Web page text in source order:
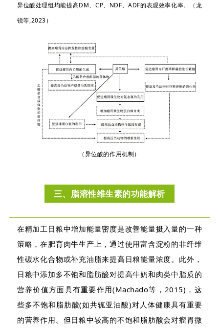
异位酸处理组均能提高DM、CP、NDF、ADF的表观效率化率。（龙
锐等,2023）
（异位酸的作用机制）
三、脂溶性维生素的功能解析
在精加工日粮中增加能量密度是改善能量摄入量的一种
策略，在肥育肉牛生产上，通过使用富含淀粉的非纤维
性碳水化合物或补充油脂来提高日粮能量浓度。此外，
日粮中添加多不饱和脂肪酸对提高牛奶和肉类中脂质的
营养价值方面具有重要作用(Machado等，2015)，这
些多不饱和脂肪酸(如共轭亚油酸)对人体健康具有重要
的营养作用。但日粮中较高的不饱和脂肪酸会对瘤胃微